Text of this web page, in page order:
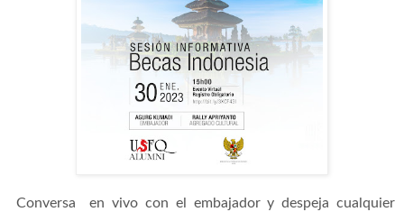
Conversa en vivo con el embajador y despeja cualquier